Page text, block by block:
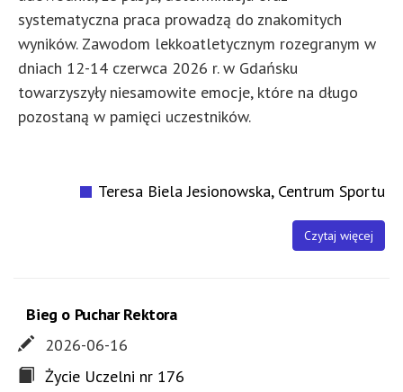
systematyczna praca prowadzą do znakomitych
wyników. Zawodom lekkoatletycznym rozegranym w
dniach 12-14 czerwca 2026 r. w Gdańsku
towarzyszyły niesamowite emocje, które na długo
pozostaną w pamięci uczestników.
Teresa Biela Jesionowska, Centrum Sportu
Czytaj więcej
Bieg o Puchar Rektora
2026-06-16
Życie Uczelni nr 176